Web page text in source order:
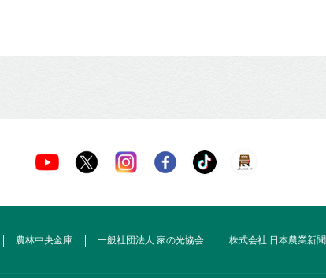
農林中央金庫 一般社団法人 家の光協会 株式会社 日本農業新聞